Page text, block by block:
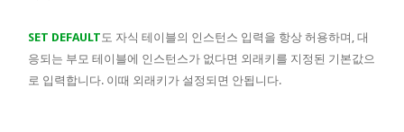
SET DEFAULT 도 자식 테이블의 인스턴스 입력을 항상 허용하며, 대
응되는 부모 테이블에 인스턴스가 없다면 외래키를 지정된 기본값으
로 입력합니다. 이때 외래키가 설정되면 안됩니다.